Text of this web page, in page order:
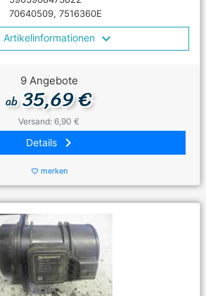
70640509, 7516360E
Artikelinformationen
9 Angebote
ab35,69 €
Versand: 6,90 €
Details keyboard_arrow_right
favorite_border merken